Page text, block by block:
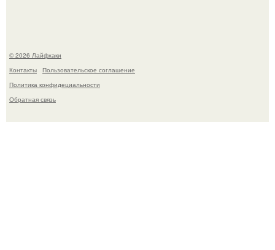
© 2026 Лайфхаки
Контакты
Пользовательское соглашение
Политика конфидециальности
Обратная связь